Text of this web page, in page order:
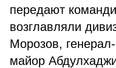
передают
возглавляли
Морозов,
майор